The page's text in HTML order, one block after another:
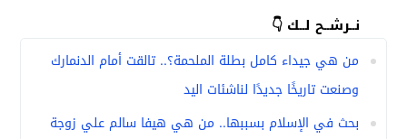
نــرشــح لــك 👇
من هي جيداء كامل بطلة الملحمة؟.. تالقت أمام الدنمارك
وصنعت تاريخًا جديدًا لناشئات اليد
بحث في الإسلام بسببها.. من هي هيفا سالم علي زوجة